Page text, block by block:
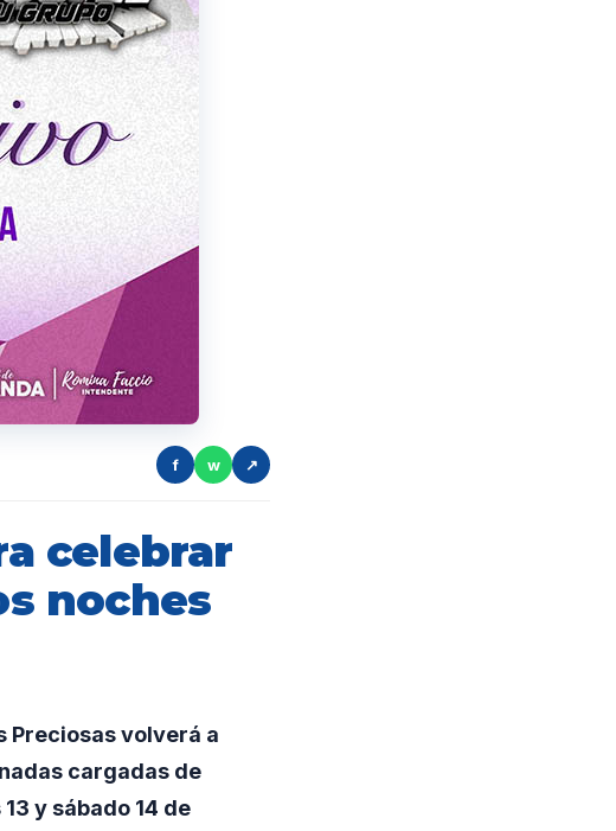
f w ↗
celebrar
noches
Preciosas volverá a
cargadas de
y sábado 14 de